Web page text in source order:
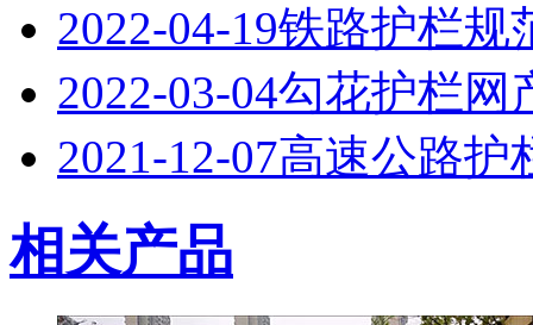
2022-04-19铁路护栏规
2022-03-04勾花护栏网
2021-12-07高速公路护
相关产品